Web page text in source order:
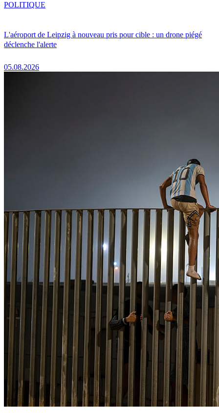
L'aéroport de Leipzig à nouveau pris pour cible : un drone piégé
déclenche l'alerte
05.08.2026
POLITIQUE